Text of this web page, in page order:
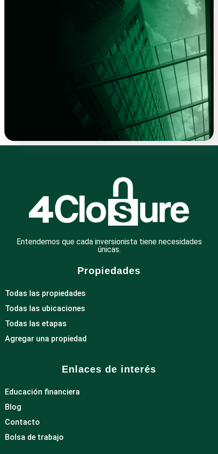
Entendemos que cada inversionista tiene necesidades
únicas.
Propiedades
Todas las propiedades
Todas las ubicaciones
Todas las etapas
Agregar una propiedad
Enlaces de interés
Educación financiera
Blog
Contacto
Bolsa de trabajo